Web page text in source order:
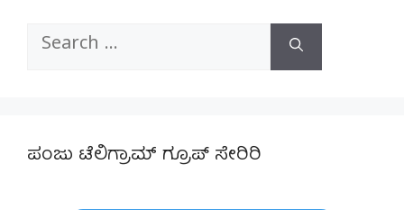
Search
ಪಂಜು ಟೆಲಿಗ್ರಾಮ್ ಗ್ರೂಪ್ ಸೇರಿರಿ